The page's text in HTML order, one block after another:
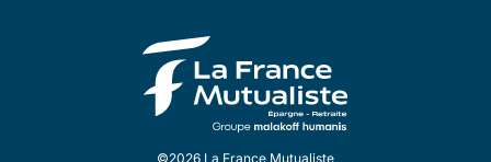
©2026 La France Mutualiste